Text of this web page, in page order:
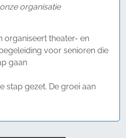
organisatie
organiseert theater- en
voor senioren die
gaan
stap gezet. De groei aan